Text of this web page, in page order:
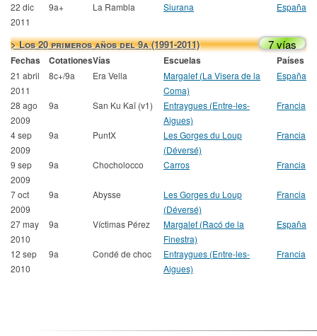
22 dic
2011
9a+ La Rambla Siurana España
> Los 20 primeros años del 9a (1991-2011) 7 vías
Fechas CotationesVías Escuelas Países
21 abril
2011
8c+/9a Era Vella
Margalef (La Visera de la
Coma)
España
28 ago
2009
9a San Ku Kaï (v1)
Entraygues (Entre-les-
Aigues)
Francia
4 sep
2009
9a PuntX
Les Gorges du Loup
(Déversé)
Francia
9 sep
2009
9a Chocholocco Carros Francia
7 oct
2009
9a Abysse
Les Gorges du Loup
(Déversé)
Francia
27 may
2010
9a Víctimas Pérez
Margalef (Racó de la
Finestra)
España
12 sep
2010
9a Condé de choc
Entraygues (Entre-les-
Aigues)
Francia